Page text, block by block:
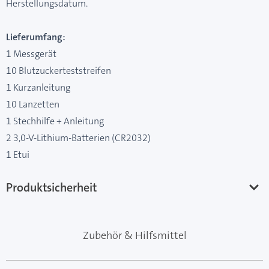
Herstellungsdatum.
Lieferumfang:
1 Messgerät
10 Blutzuckerteststreifen
1 Kurzanleitung
10 Lanzetten
1 Stechhilfe + Anleitung
2 3,0-V-Lithium-Batterien (CR2032)
1 Etui
Produktsicherheit
Zubehör & Hilfsmittel